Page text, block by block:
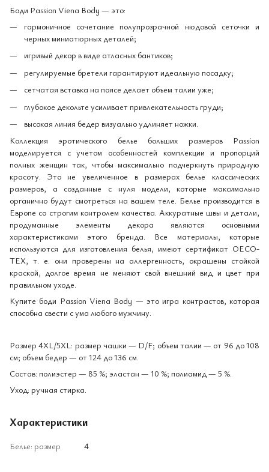
Боди Passion Viena Body — это:
гармоничное сочетание полупрозрачной нюдовой сеточки и
черных миниатюрных деталей;
игривый декор в виде атласных бантиков;
регулируемые бретели гарантируют идеальную посадку;
сетчатая вставка на поясе делает объем талии уже;
глубокое декольте усиливает привлекательность груди;
высокая линия бедер визуально удлиняет ножки.
Коллекция эротического белье больших размеров Passion
моделируется с учетом особенностей комплекции и пропорций
полных женщин так, чтобы максимально подчеркнуть природную
красоту. Это не увеличенное в размерах белье классических
размеров, а созданные с нуля модели, которые максимально
органично будут смотреться на вашем теле. Белье производится в
Европе со строгим контролем качества. Аккуратные швы и детали,
продуманные элементы декора являются основными
характеристиками этого бренда. Все материалы, которые
используются для изготовления белья, имеют сертификат OECO-
TEX, т. е. они проверены на аллергенность, окрашены стойкой
краской, долгое время не меняют свой внешний вид и цвет при
правильном уходе.
Купите боди Passion Viena Body — это игра контрастов, которая
способна свести с ума любого мужчину.
Размер 4XL/5XL: размер чашки — D/F; объем талии — от 96 до 108
см; объем бедер — от 124 до 136 см.
Состав: полиэстер — 85 %; эластан — 10 %; полиамид — 5 %.
Уход: ручная стирка.
Характеристики
Белье: размер 4